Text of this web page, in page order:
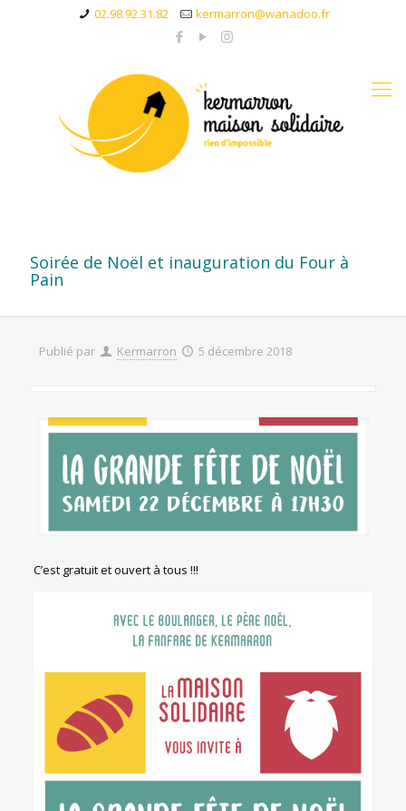
02.98.92.31.82 kermarron@wanadoo.fr
Soirée de Noël et inauguration du Four à
Pain
Publié par Kermarron 5 décembre 2018
C’est gratuit et ouvert à tous !!!